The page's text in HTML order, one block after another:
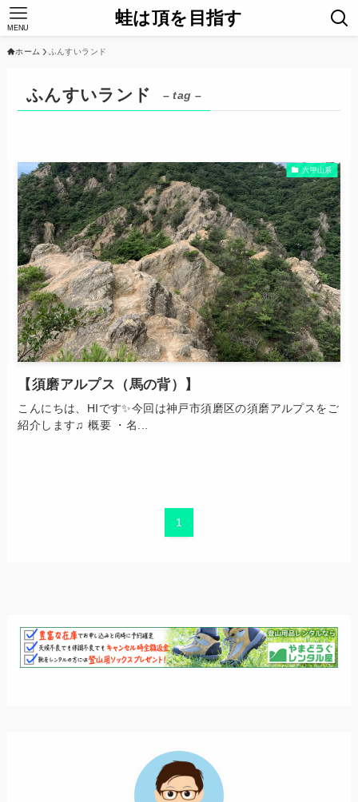
蛙は頂を目指す
MENU
ホーム ふんすいランド
ふんすいランド – tag –
六甲山系
【須磨アルプス（馬の背）】
こんにちは、HIです✨今回は神戸市須磨区の須磨アルプスをご
紹介します♫ 概要 ・名...
1